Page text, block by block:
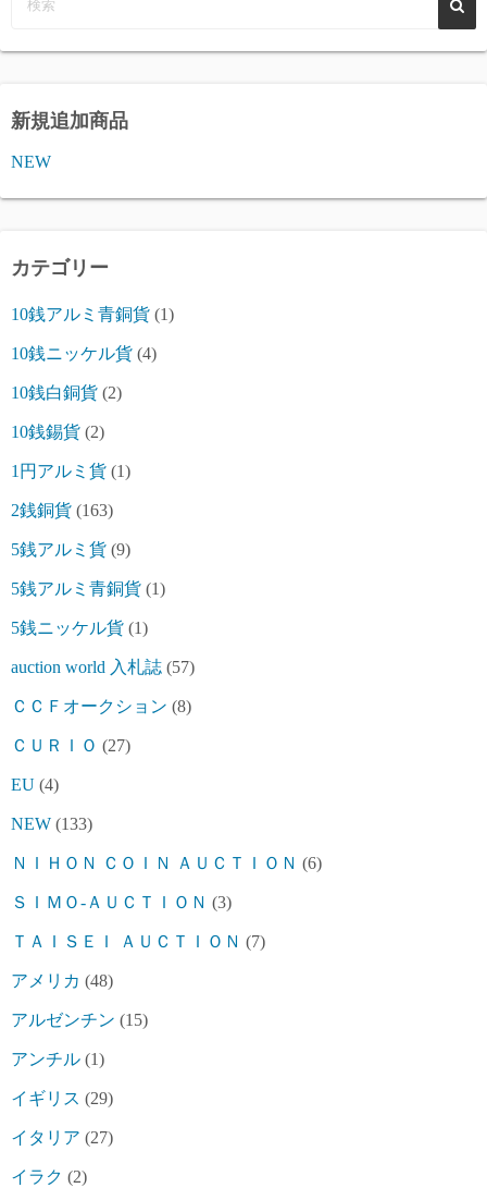
新規追加商品
NEW
カテゴリー
10銭アルミ青銅貨 (1)
10銭ニッケル貨 (4)
10銭白銅貨 (2)
10銭錫貨 (2)
1円アルミ貨 (1)
2銭銅貨 (163)
5銭アルミ貨 (9)
5銭アルミ青銅貨 (1)
5銭ニッケル貨 (1)
auction world 入札誌 (57)
ＣＣＦオークション (8)
ＣＵＲＩＯ (27)
EU (4)
NEW (133)
ＮＩＨＯＮ ＣＯＩＮ ＡＵＣＴＩＯＮ (6)
ＳＩＭＯ-ＡＵＣＴＩＯＮ (3)
ＴＡＩＳＥＩ ＡＵＣＴＩＯＮ (7)
アメリカ (48)
アルゼンチン (15)
アンチル (1)
イギリス (29)
イタリア (27)
イラク (2)